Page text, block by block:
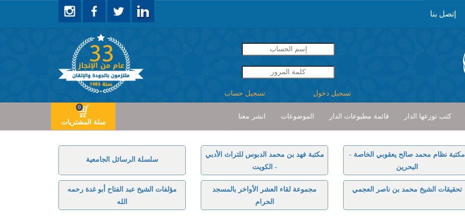
إتصل بنا
تسجيل دخول تسجيل حساب
كتب توزعها الدار قائمة مطبوعات الدار الموضوعات
انشر معنا
سلة المشتريات
0
سلسلة الرسائل الجامعية
مكتبة فهد بن محمد الدبوس للتراث الأدبي
- الكويت
مكتبة نظام محمد صالح يعقوبي الخاصة -
البحرين
مؤلفات الشيخ عبد الفتاح أبو غدة رحمه
الله
مجموعة لقاء العشر الأواخر بالمسجد
الحرام
تحقيقات الشيخ محمد بن ناصر العجمي